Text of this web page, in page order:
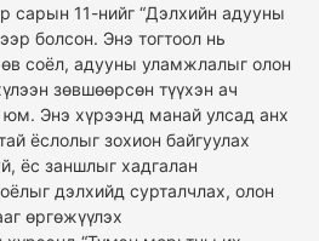
сарын 11-нийг “Дэлхийн адууны
болсон. Энэ тогтоол нь
соёл, адууны уламжлалыг олон
зөвшөөрсөн түүхэн ач
юм. Энэ хүрээнд манай улсад анх
ёслолыг зохион байгуулах
ёс заншлыг хадгалан
дэлхийд сурталчлах, олон
өргөжүүлэх